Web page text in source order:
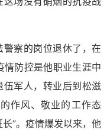
察的岗位退休了，在
防控是他职业生涯中
军人，转业后到松滋
作风、敬业的工作态
”。疫情爆发以来，他